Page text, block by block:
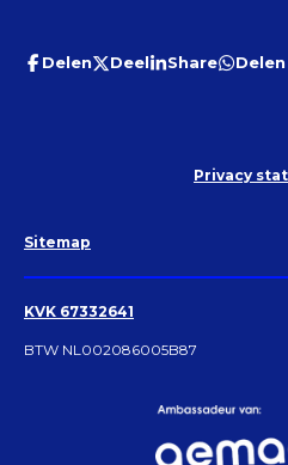
Delen Deel Share Delen
Privacy
Sitemap
KVK 67332641
BTW NL002086005B87